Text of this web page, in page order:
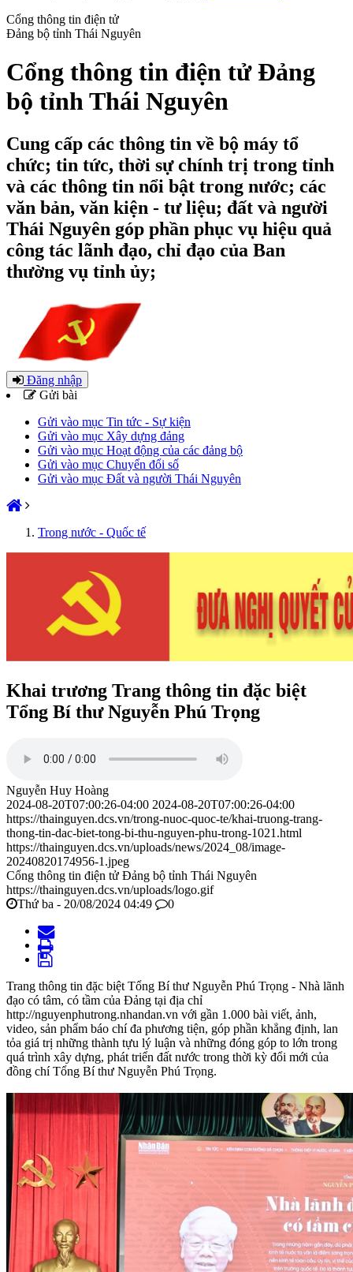
Cổng thông tin điện tử
Đảng bộ tỉnh Thái Nguyên
Cổng thông tin điện tử Đảng
bộ tỉnh Thái Nguyên
Cung cấp các thông tin về bộ máy tổ
chức; tin tức, thời sự chính trị trong tỉnh
và các thông tin nổi bật trong nước; các
văn bản, văn kiện - tư liệu; đất và người
Thái Nguyên góp phần phục vụ hiệu quả
công tác lãnh đạo, chỉ đạo của Ban
thường vụ tỉnh ủy;
Đăng nhập
Gửi bài
Gửi vào mục Tin tức - Sự kiện
Gửi vào mục Xây dựng đảng
Gửi vào mục Hoạt động của các đảng bộ
Gửi vào mục Chuyển đổi số
Gửi vào mục Đất và người Thái Nguyên
Trong nước - Quốc tế
Khai trương Trang thông tin đặc biệt
Tổng Bí thư Nguyễn Phú Trọng
Nguyễn Huy Hoàng
2024-08-20T07:00:26-04:00 2024-08-20T07:00:26-04:00
https://thainguyen.dcs.vn/trong-nuoc-quoc-te/khai-truong-trang-
thong-tin-dac-biet-tong-bi-thu-nguyen-phu-trong-1021.html
https://thainguyen.dcs.vn/uploads/news/2024_08/image-
20240820174956-1.jpeg
Cổng thông tin điện tử Đảng bộ tỉnh Thái Nguyên
https://thainguyen.dcs.vn/uploads/logo.gif
Thứ ba - 20/08/2024 04:49
0
Trang thông tin đặc biệt Tổng Bí thư Nguyễn Phú Trọng - Nhà lãnh
đạo có tâm, có tầm của Đảng tại địa chỉ
http://nguyenphutrong.nhandan.vn với gần 1.000 bài viết, ảnh,
video, sản phẩm báo chí đa phương tiện, góp phần khẳng định, lan
tỏa giá trị những thành tựu lý luận và những đóng góp to lớn trong
quá trình xây dựng, phát triển đất nước trong thời kỳ đổi mới của
đồng chí Tổng Bí thư Nguyễn Phú Trọng.